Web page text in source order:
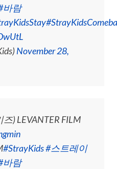
바람
November 28,
) LEVANTER FILM
#StrayKids#스트레이
바람